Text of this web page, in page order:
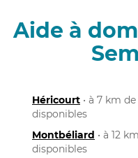
Aide à
Héricourt • à 7 km
disponibles
Montbéliard • à 12
disponibles